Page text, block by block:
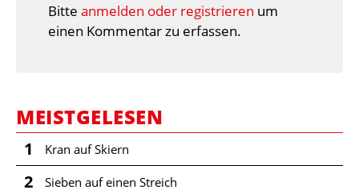
Bitte anmelden oder registrieren um
einen Kommentar zu erfassen.
MEISTGELESEN
1 Kran auf Skiern
2 Sieben auf einen Streich